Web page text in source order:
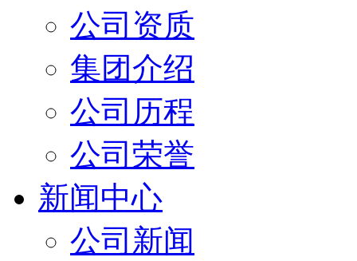
公司资质
集团介绍
公司历程
公司荣誉
新闻中心
公司新闻